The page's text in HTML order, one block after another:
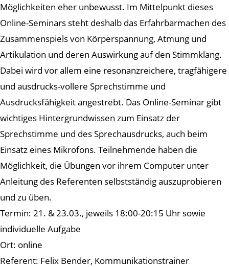
Möglichkeiten eher unbewusst. Im Mittelpunkt dieses
Online-Seminars steht deshalb das Erfahrbarmachen des
Zusammenspiels von Körperspannung, Atmung und
Artikulation und deren Auswirkung auf den Stimmklang.
Dabei wird vor allem eine resonanzreichere, tragfähigere
und ausdrucks-vollere Sprechstimme und
Ausdrucksfähigkeit angestrebt. Das Online-Seminar gibt
wichtiges Hintergrundwissen zum Einsatz der
Sprechstimme und des Sprechausdrucks, auch beim
Einsatz eines Mikrofons. Teilnehmende haben die
Möglichkeit, die Übungen vor ihrem Computer unter
Anleitung des Referenten selbstständig auszuprobieren
und zu üben.
Termin: 21. & 23.03., jeweils 18:00-20:15 Uhr sowie
individuelle Aufgabe
Ort: online
Referent: Felix Bender, Kommunikationstrainer